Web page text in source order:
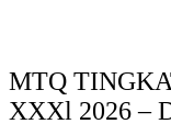
MTQ
XXXl 2026 –